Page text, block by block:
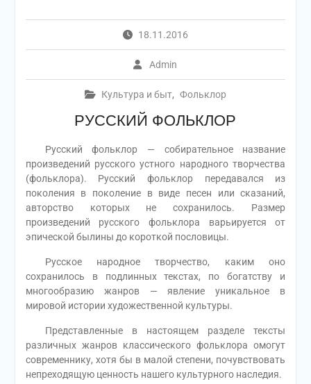
18.11.2016
Admin
Культура и быт, Фольклор
РУССКИЙ ФОЛЬКЛОР
Русский фольклор — собирательное название
произведений русского устного народного творчества
(фольклора). Русский фольклор передавался из
поколения в поколение в виде песен или сказаний,
авторство которых не сохранилось. Размер
произведений русского фольклора варьируется от
эпической былины до короткой пословицы.
Русское народное творчество, каким оно
сохранилось в подлинных текстах, по богатству и
многообразию жанров — явление уникальное в
мировой истории художественной культуры.
Представленные в настоящем разделе тексты
различных жанров классического фольклора омогут
современнику, хотя бы в малой степени, почувствовать
непреходящую ценность нашего культурного наследия.